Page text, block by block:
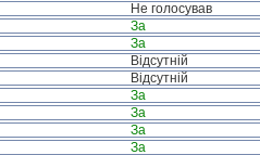
Не голосував
За
За
Відсутній
Відсутній
За
За
За
За